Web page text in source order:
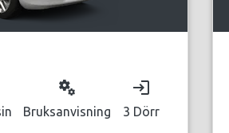
miscellaneous_services
Bruksanvisning
login
3 Dörr